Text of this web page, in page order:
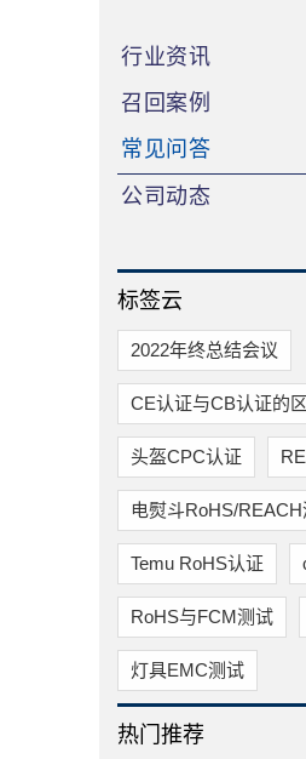
行业资讯
召回案例
常见问答
公司动态
标签云
2022年终总结会议
CE认证与CB认证的
头盔CPC认证
电熨斗RoHS/
Temu RoHS认证
RoHS与FCM测试
灯具EMC测试
热门推荐